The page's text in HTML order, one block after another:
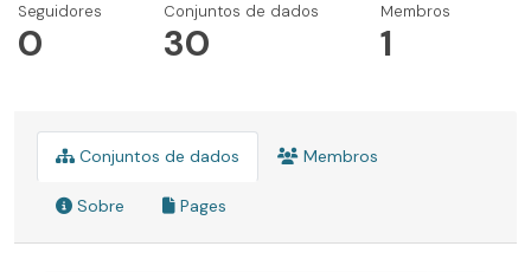
Seguidores
0
Conjuntos de dados
30
Membros
1
Conjuntos de dados Membros
Sobre Pages